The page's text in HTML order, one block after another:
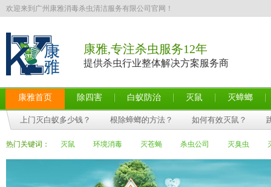
欢迎来到广州康雅消毒杀虫清洁服务有限公司官网！
康雅,专注杀虫服务12年
提供杀虫行业整体解决方案服务商
康雅首页 除四害 白蚁防治 灭鼠 灭蟑螂
上门灭白蚁多少钱？ 根除蟑螂的方法？ 如何有效灭鼠？
热门关键词： 灭鼠 环境消毒 灭苍蝇 杀虫公司 灭臭虫